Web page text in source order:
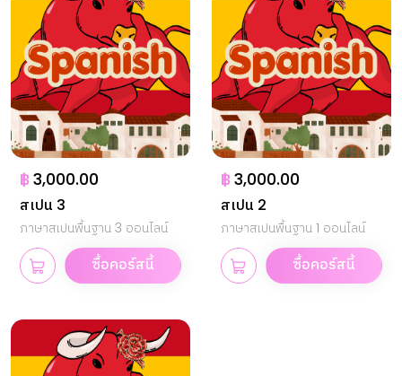
฿3,000.00
สเปน 3
ภาษาสเปนพื้นฐาน 3 ออนไลน์
ซื้อคอร์สนี้
฿3,000.00
สเปน 2
ภาษาสเปนพื้นฐาน 1 ออนไลน์
ซื้อคอร์สนี้